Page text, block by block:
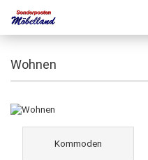
Wohnen
Kommoden